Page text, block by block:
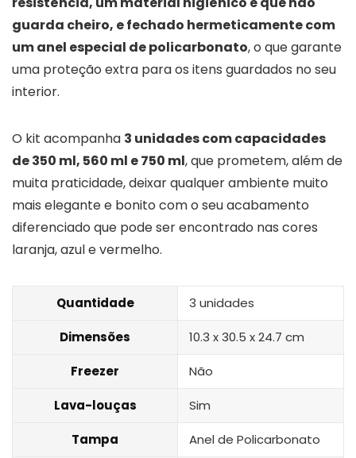
guarda cheiro, e fechado hermeticamente com
um anel especial de policarbonato, o que garante
uma proteção extra para os itens guardados no seu
interior.
O kit acompanha 3 unidades com capacidades
de 350 ml, 560 ml e 750 ml, que prometem, além de
muita praticidade, deixar qualquer ambiente muito
mais elegante e bonito com o seu acabamento
diferenciado que pode ser encontrado nas cores
laranja, azul e vermelho.
Quantidade 3 unidades
Dimensões ‎10.3 x 30.5 x 24.7 cm
Freezer Não
Lava-louças Sim
Tampa Anel de Policarbonato